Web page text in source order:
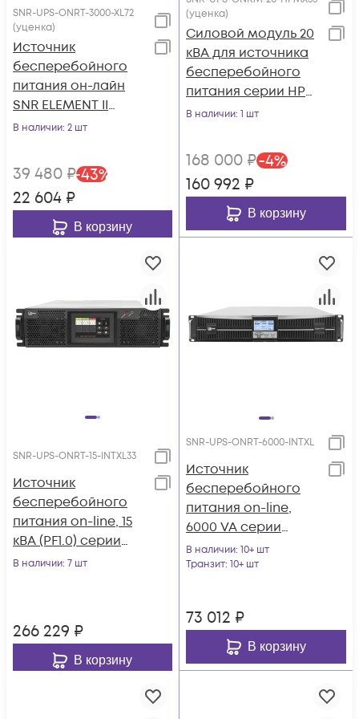
SNR-UPS-ONRT-3000-XL72
(уценка)
Источник
бесперебойного
питания он-лайн
SNR ELEMENT II
3000ВА/3000Вт (PF-
72В (DC), без АКБ
(ток заряда 12А)
(уценка)
В наличии: 2 шт
39 480 ₽-43%
22 604 ₽
В корзину
(уценка)
Силовой модуль 20
кВА для источника
бесперебойного
питания серии HPM,
без АКБ (ток заряда
В наличии: 1 шт
168 000 ₽-4%
160 992 ₽
В корзину
SNR-UPS-ONRT-15-INTXL33
Источник
бесперебойного
питания on-line, 15
кВА (PF1.0) серии
Intelligent
В наличии: 7 шт
266 229 ₽
В корзину
SNR-UPS-ONRT-6000-INTXL
Источник
бесперебойного
питания on-line,
6000 VA серии
Intelligent, без АКБ
В наличии: 10+ шт
Транзит: 10+ шт
73 012 ₽
В корзину